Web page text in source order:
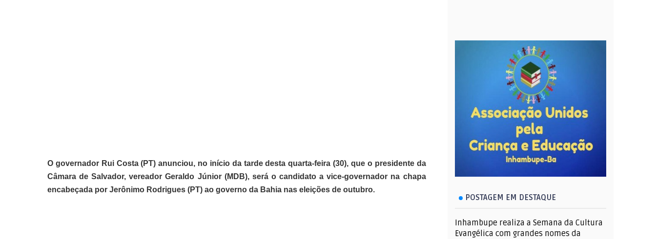
O governador Rui Costa (PT) anunciou, no início da tarde desta quarta-feira (30), que o presidente da
Câmara de Salvador, vereador Geraldo Júnior (MDB), será o candidato a vice-governador na chapa
encabeçada por Jerônimo Rodrigues (PT) ao governo da Bahia nas eleições de outubro.
POSTAGEM EM DESTAQUE
Inhambupe realiza a Semana da Cultura
Evangélica com grandes nomes da